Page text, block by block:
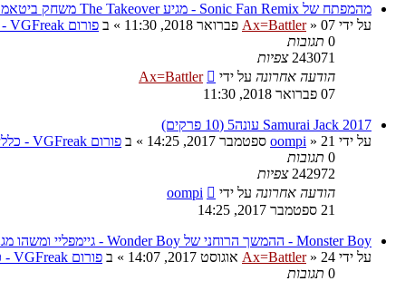
מהמפתח של Sonic Fan Remix - מגיע The Takeover משחק ביטאמאפ
על ידי
Ax=Battler» 07 פברואר 2018, 11:30 » ב פורום VGFreak - כללי
0 תגובות
243071 צפיות
הודעה אחרונה על ידי
Ax=Battler
07 פברואר 2018, 11:30
Samurai Jack 2017 עונה5 (10 פרקים)
על ידי
oompi » 21 ספטמבר 2017, 14:25 » ב פורום VGFreak - כללי
0 תגובות
242972 צפיות
הודעה אחרונה על ידי
oompi
21 ספטמבר 2017, 14:25
Monster Boy - ההמשך הרוחני של Wonder Boy - גיימפליי ומשהו מגניב
על ידי
Ax=Battler» 24 אוגוסט 2017, 14:07 » ב פורום VGFreak - כללי
0 תגובות